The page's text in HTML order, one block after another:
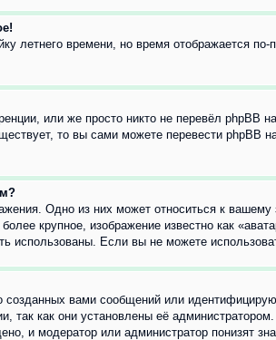
летнего времени, но время отображается
или же просто никто не перевёл phpBB
то вы сами можете перевести
Одно из них может относиться к
крупное, изображение известно как
использованы. Если вы не можете
вами сообщений или
так как они установлены её
и модератор или администратор понизят